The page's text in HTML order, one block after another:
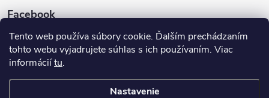
Tento web používa súbory cookie. Ďalším prechádzaním
tohto webu vyjadrujete súhlas s ich používaním. Viac
informáciítu.
Nastavenie
Facebook